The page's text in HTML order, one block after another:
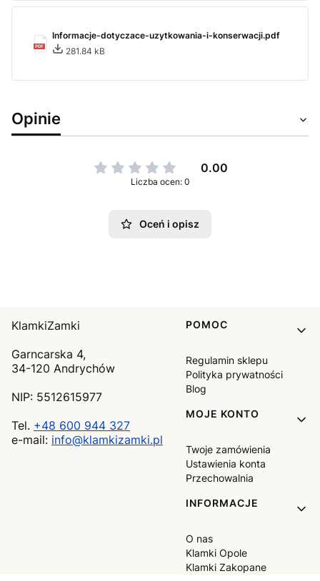
Informacje-dotyczace-uzytkowania-i-konserwacji.pdf
281.84 kB
Opinie
0.00
Liczba ocen: 0
Oceń i opisz
KlamkiZamki
Garncarska 4,
34-120 Andrychów
NIP: 5512615977
Tel. +48 600 944 327
e-mail: info@klamkizamki.pl
Linki w stopce
POMOC
Regulamin sklepu
Polityka prywatności
Blog
MOJE KONTO
Twoje zamówienia
Ustawienia konta
Przechowalnia
INFORMACJE
O nas
Klamki Opole
Klamki Zakopane